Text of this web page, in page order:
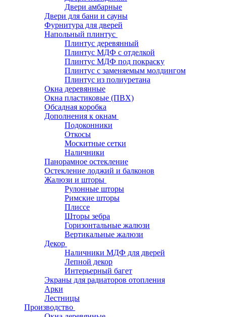
Двери амбарные
Двери для бани и сауны
Фурнитура для дверей
Напольный плинтус
Плинтус деревянный
Плинтус МДФ с отделкой
Плинтус МДФ под покраску
Плинтус с заменяемым молдингом
Плинтус из полиуретана
Окна деревянные
Окна пластиковые (ПВХ)
Обсадная коробка
Дополнения к окнам
Подоконники
Откосы
Москитные сетки
Наличники
Панорамное остекление
Остекление лоджий и балконов
Жалюзи и шторы
Рулонные шторы
Римские шторы
Плиссе
Шторы зебра
Горизонтальные жалюзи
Вертикальные жалюзи
Декор
Наличники МДФ для дверей
Лепной декор
Интерьерный багет
Экраны для радиаторов отопления
Арки
Лестницы
Производство